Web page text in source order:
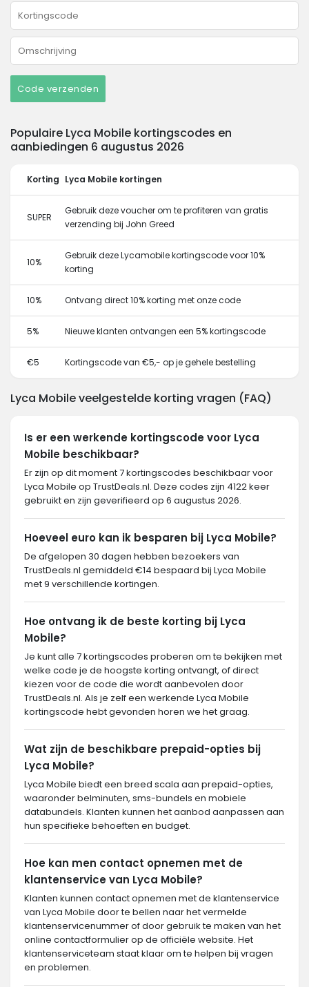
Code verzenden
Populaire Lyca Mobile kortingscodes en
aanbiedingen 6 augustus 2026
Korting Lyca Mobile kortingen
SUPER
Gebruik deze voucher om te profiteren van gratis
verzending bij John Greed
10%
Gebruik deze Lycamobile kortingscode voor 10%
korting
10% Ontvang direct 10% korting met onze code
5% Nieuwe klanten ontvangen een 5% kortingscode
€5 Kortingscode van €5,- op je gehele bestelling
Lyca Mobile veelgestelde korting vragen (FAQ)
Is er een werkende kortingscode voor Lyca
Mobile beschikbaar?
Er zijn op dit moment 7 kortingscodes beschikbaar voor
Lyca Mobile op TrustDeals.nl. Deze codes zijn 4122 keer
gebruikt en zijn geverifieerd op 6 augustus 2026.
Hoeveel euro kan ik besparen bij Lyca Mobile?
De afgelopen 30 dagen hebben bezoekers van
TrustDeals.nl gemiddeld €14 bespaard bij Lyca Mobile
met 9 verschillende kortingen.
Hoe ontvang ik de beste korting bij Lyca
Mobile?
Je kunt alle 7 kortingscodes proberen om te bekijken met
welke code je de hoogste korting ontvangt, of direct
kiezen voor de code die wordt aanbevolen door
TrustDeals.nl. Als je zelf een werkende Lyca Mobile
kortingscode hebt gevonden horen we het graag.
Wat zijn de beschikbare prepaid-opties bij
Lyca Mobile?
Lyca Mobile biedt een breed scala aan prepaid-opties,
waaronder belminuten, sms-bundels en mobiele
databundels. Klanten kunnen het aanbod aanpassen aan
hun specifieke behoeften en budget.
Hoe kan men contact opnemen met de
klantenservice van Lyca Mobile?
Klanten kunnen contact opnemen met de klantenservice
van Lyca Mobile door te bellen naar het vermelde
klantenservicenummer of door gebruik te maken van het
online contactformulier op de officiële website. Het
klantenserviceteam staat klaar om te helpen bij vragen
en problemen.